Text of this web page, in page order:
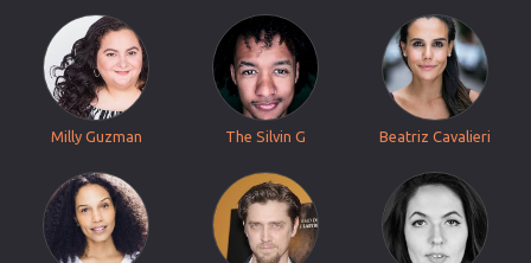
Milly Guzman The Silvin G Beatriz Cavalieri